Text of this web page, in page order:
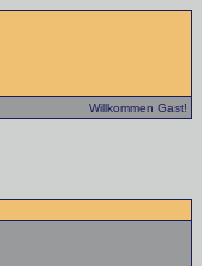
Willkommen Gast!